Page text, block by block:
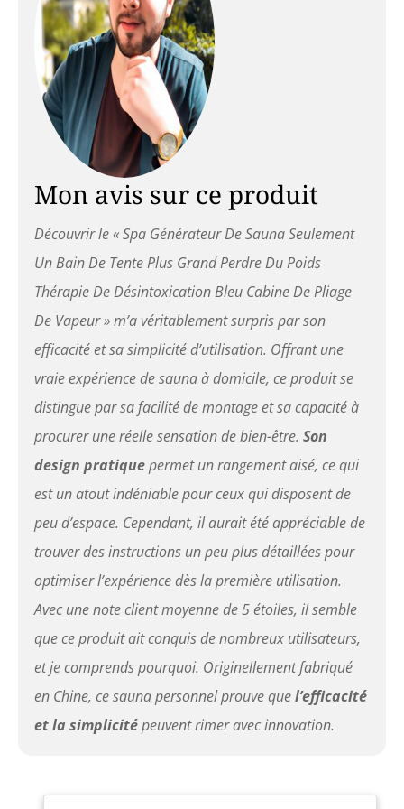
28,74"(longueur)* 28,74"
(largeur)* 51"(haut). La taille
de l'emballage est : 15,75"
(longueur)*15,75"
(largeur)*3,94"(haut). Il peut
être transporté légèrement
et le rendre plus pratique
lors de son utilisation. Il
lorsqu'il n'est pas utilisé, ce
qui permet d'économiser de
à double tête vous donne
un accès sans difficulté, et
libèrent pour libérer vos
mains. La fenêtre
transparente vous offre une
vue dégagée et peut être
ouverte directement pour
respirer de l'air frais
lorsque vous vous sentez
mal à l'aise.
Mon avis sur ce produit
Découvrir le « Spa Générateur De Sauna Seulement
Un Bain De Tente Plus Grand Perdre Du Poids
Thérapie De Désintoxication Bleu Cabine De Pliage
De Vapeur » m’a véritablement surpris par son
efficacité et sa simplicité d’utilisation. Offrant une
vraie expérience de sauna à domicile, ce produit se
distingue par sa facilité de montage et sa capacité à
procurer une réelle sensation de bien-être. Son
design pratiquepermet un rangement aisé, ce qui
est un atout indéniable pour ceux qui disposent de
peu d’espace. Cependant, il aurait été appréciable de
trouver des instructions un peu plus détaillées pour
optimiser l’expérience dès la première utilisation.
Avec une note client moyenne de 5 étoiles, il semble
que ce produit ait conquis de nombreux utilisateurs,
et je comprends pourquoi. Originellement fabriqué
en Chine, ce sauna personnel prouve quel’efficacité
et la simplicitépeuvent rimer avec innovation.